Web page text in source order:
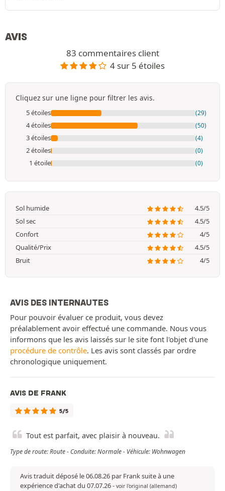
AVIS
83 commentaires client
4 sur 5 étoiles
Cliquez sur une ligne pour filtrer les avis.
5 étoiles (29)
4 étoiles (50)
3 étoiles (4)
2 étoiles (0)
1 étoile (0)
Sol humide
4.5/5
Sol sec
4.5/5
Confort
4/5
Qualité/Prix
4.5/5
Bruit
4/5
AVIS DES INTERNAUTES
Pour pouvoir évaluer ce produit, vous devez
préalablement avoir effectué une commande. Nous vous
informons que les avis laissés sur le site font l'objet d'une
procédure de contrôle. Les avis sont classés par ordre
chronologique uniquement.
AVIS DE FRANK
5/5
Tout est parfait, avec plaisir à nouveau.
Type de route: Route - Conduite: Normale - Véhicule: Wohnwagen
Avis traduit déposé le 06.08.26 par Frank suite à une
expérience d'achat du 07.07.26- voir l'original (allemand)